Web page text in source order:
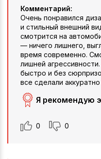
Комментарий:
Очень понравился
и стильный внешний
смотрится на
— ничего лишнего,
время современно.
лишней
быстро и без
все сделали
Я рекомендую
0 0